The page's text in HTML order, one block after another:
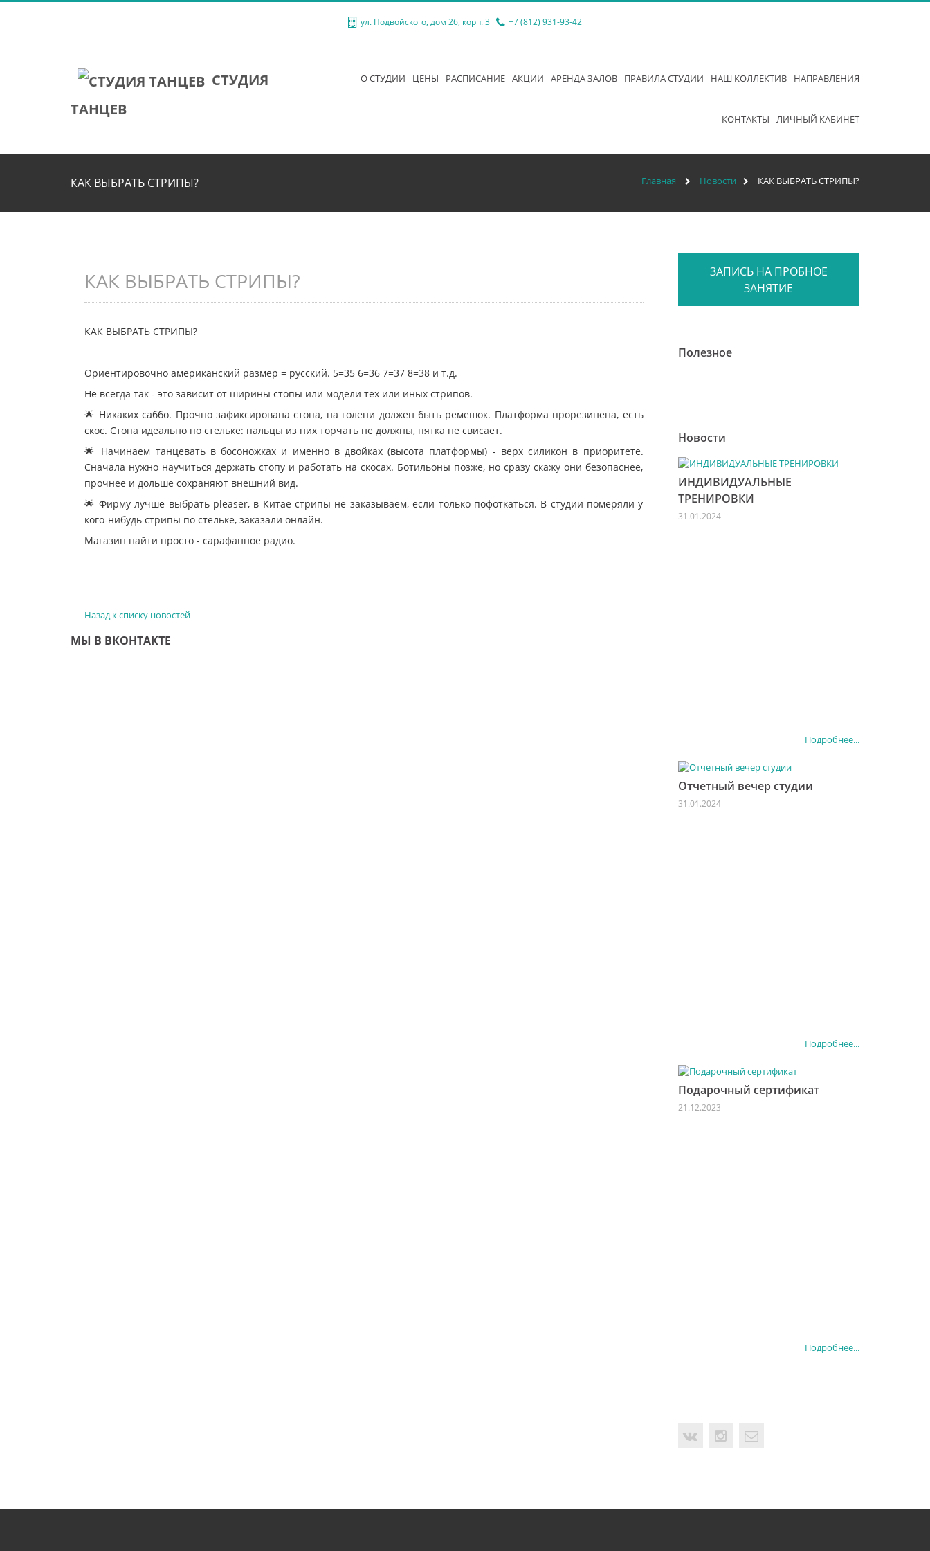
ул. Подвойского, дом 26, корп. 3 +7 (812) 931-93-42
СТУДИЯ
ТАНЦЕВ
О СТУДИИ ЦЕНЫ РАСПИСАНИЕ АКЦИИ АРЕНДА ЗАЛОВ ПРАВИЛА СТУДИИ НАШ КОЛЛЕКТИВ НАПРАВЛЕНИЯ
КОНТАКТЫ ЛИЧНЫЙ КАБИНЕТ
Главная Новости КАК ВЫБРАТЬ СТРИПЫ?
КАК ВЫБРАТЬ СТРИПЫ?
КАК ВЫБРАТЬ СТРИПЫ?
КАК ВЫБРАТЬ СТРИПЫ?
Ориентировочно американский размер = русский. 5=35 6=36 7=37 8=38 и т.д.
Не всегда так - это зависит от ширины стопы или модели тех или иных стрипов.
🌟 Никаких саббо. Прочно зафиксирована стопа, на голени должен быть ремешок. Платформа прорезинена, есть
скос. Стопа идеально по стельке: пальцы из них торчать не должны, пятка не свисает.
🌟 Начинаем танцевать в босоножках и именно в двойках (высота платформы) - верх силикон в приоритете.
Сначала нужно научиться держать стопу и работать на скосах. Ботильоны позже, но сразу скажу они безопаснее,
прочнее и дольше сохраняют внешний вид.
🌟 Фирму лучше выбрать pleaser, в Китае стрипы не заказываем, если только пофоткаться. В студии померяли у
кого-нибудь стрипы по стельке, заказали онлайн.
Магазин найти просто - сарафанное радио.
Назад к списку новостей
МЫ В ВКОНТАКТЕ
ЗАПИСЬ НА ПРОБНОЕ
ЗАНЯТИЕ
Полезное
Новости
ИНДИВИДУАЛЬНЫЕ
ТРЕНИРОВКИ
31.01.2024
Подробнее...
Отчетный вечер студии
31.01.2024
Подробнее...
Подарочный сертификат
21.12.2023
Подробнее...